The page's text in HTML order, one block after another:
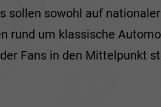
sollen sowohl auf
rund um klassische
Fans in den Mittelpunkt